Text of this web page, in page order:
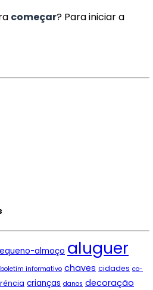
começar? Para iniciar a
almoço aluguer
boletim informativo chaves cidades co-
crianças danos decoração